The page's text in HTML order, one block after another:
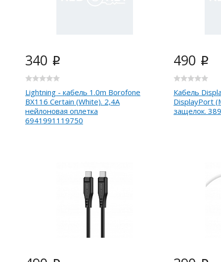
340 i
Lightning - кабель 1.0m Borofone
BX116 Certain (White). 2,4A
нейлоновая оплетка
6941991119750
490 i
Кабель
DisplayPort
защелок.